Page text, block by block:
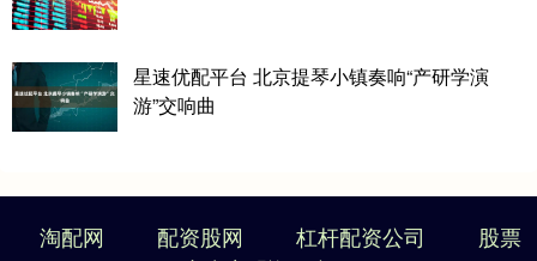
星速优配平台 北京提琴小镇奏响“产研学演
游”交响曲
淘配网 配资股网 杠杆配资公司
股票